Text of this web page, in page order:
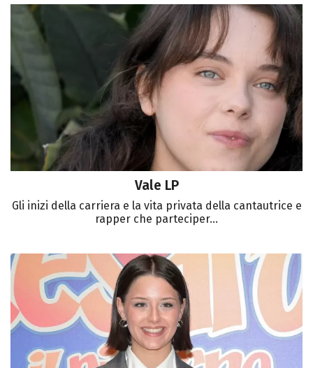
Vale LP
Gli inizi della carriera e la vita privata della cantautrice e
rapper che parteciper...